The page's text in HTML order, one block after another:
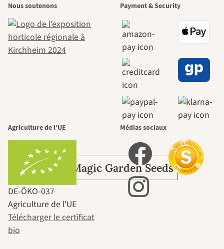
beaux chemins
menant vers
nous-mêmes,
passe par le
jardin.
Sur Magic Garden Seeds
Nous soutenons Payment & Security
Agriculture de l'UE
DE‑ÖKO‑037
Agriculture de l'UE
Télécharger le certificat
bio
Médias sociaux